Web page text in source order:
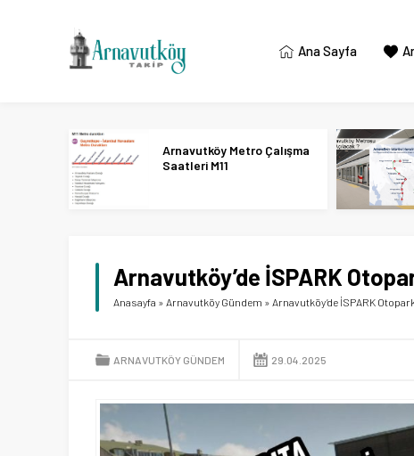
Ana Sayfa
Arnavutköy Metro Çalışma
Saatleri M11
Arnavutköy’de İSPARK
Anasayfa » Arnavutköy Gündem » Arnavutköy’de İSPARK
ARNAVUTKÖY GÜNDEM 29.04.2025